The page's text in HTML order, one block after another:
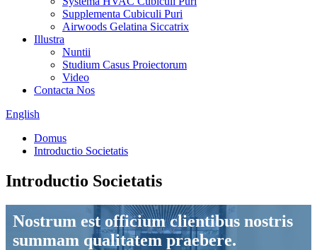
Supplementa Cubiculi Puri
Airwoods Gelatina Siccatrix
Illustra
Nuntii
Studium Casus Proiectorum
Video
Contacta Nos
English
Domus
Introductio Societatis
Introductio Societatis
Nostrum est officium clientibus nostris
summam qualitatem praebere.